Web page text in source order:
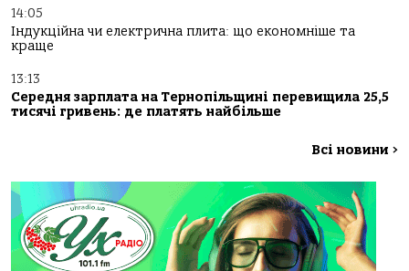
14:05
Індукційна чи електрична плита: що економніше та
краще
13:13
Середня зарплата на Тернопільщині перевищила 25,5
тисячі гривень: де платять найбільше
Всі новини >